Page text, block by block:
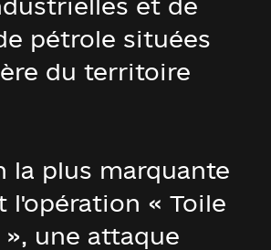
et de
pétrole situées
du territoire
la plus marquante
l'opération « Toile
», une attaque